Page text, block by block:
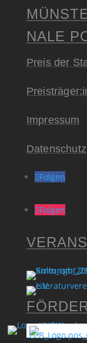
NALE
Preis der
Impressum
Datenschutz
Folgen
Folgen